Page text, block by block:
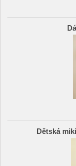
Dětská